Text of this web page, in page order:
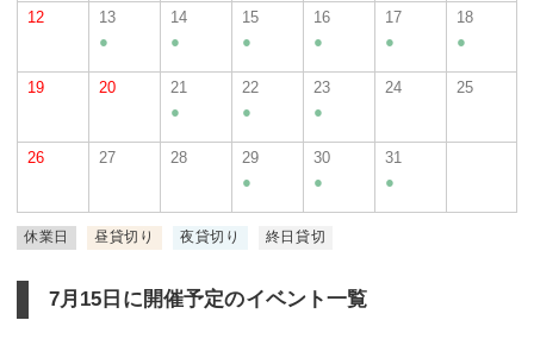
12
13
●
14
●
15
●
16
●
17
●
18
●
19 20
21
●
22
●
23
●
24 25
26 27 28
29
●
30
●
31
●
休業日 昼貸切り 夜貸切り 終日貸切
7月15日に 開催予定のイベント一覧